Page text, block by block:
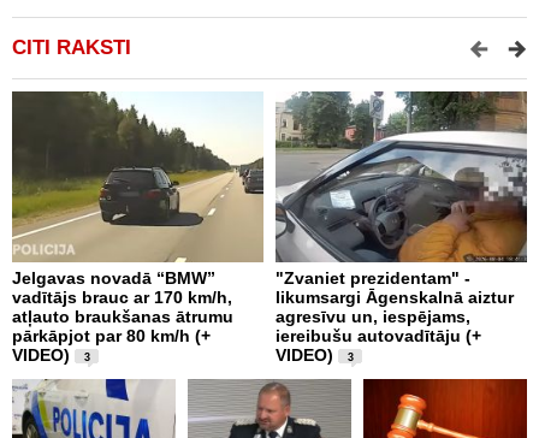
CITI RAKSTI
Jelgavas novadā “BMW”
vadītājs brauc ar 170 km/h,
atļauto braukšanas ātrumu
pārkāpjot par 80 km/h (+
VIDEO)
3
"Zvaniet prezidentam" -
likumsargi Āgenskalnā aiztur
agresīvu un, iespējams,
iereibušu autovadītāju (+
VIDEO)
3